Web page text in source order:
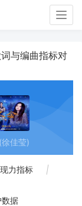
与编曲指标对
佳莹)
力指标 |
据